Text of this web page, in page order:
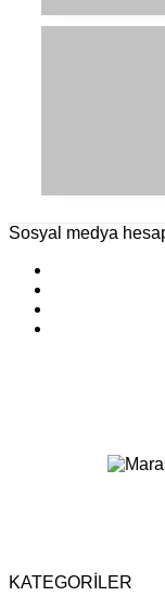
Sosyal medya
KATEGORİLER